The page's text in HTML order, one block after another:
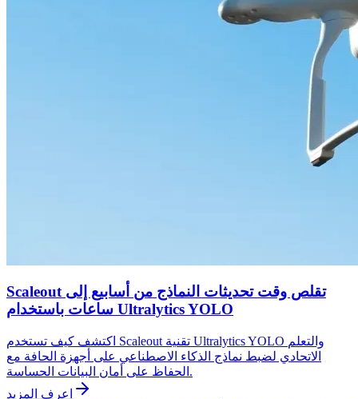
Scaleout تقلص وقت تحديثات النماذج من أسابيع إلى
ساعات باستخدام Ultralytics YOLO
اكتشف كيف تستخدم Scaleout تقنية Ultralytics YOLO والتعلم
الاتحادي لضبط نماذج الذكاء الاصطناعي على أجهزة الحافة مع
الحفاظ على أمان البيانات الحساسة.
اعرف المزيد